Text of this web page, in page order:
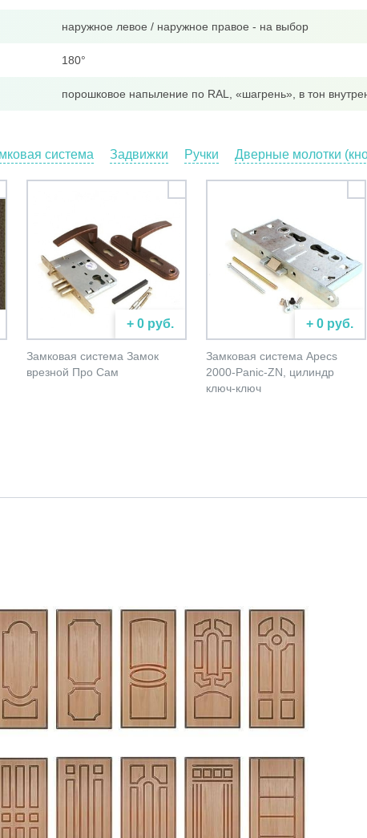
наружное левое / наружное правое - на выбор
180°
порошковое напыление по RAL, «шагрень», в тон
система Задвижки Ручки Дверные молотки
+ 0 руб.
Замковая система Замок
врезной Про Сам
+ 0 руб.
Замковая система Apecs
2000-Panic-ZN, цилиндр
ключ-ключ